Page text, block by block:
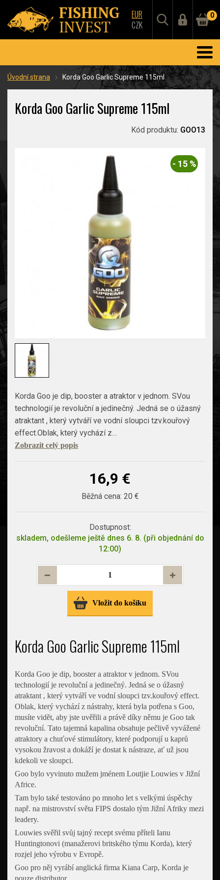
EUR
CZK
0
Úvodní strana Korda Goo Garlic Supreme 115ml
Korda Goo Garlic Supreme 115ml
Kód produktu: GOO13
- 15 %
Korda Goo je dip, booster a atraktor v jednom. SVou
technologií je revoluční a jedinečný. Jedná se o úžasný
atraktant , který vytváří ve vodní sloupci tzv.kouřový
effect.Oblak, který vychází z…
Zobrazit celý popis
16,9 €
Běžná cena: 20 €
Dostupnost:
skladem, odešleme ještě dnes 6. 8. (při objednání do
12:00)
Vložit do košíku
Korda Goo Garlic Supreme 115ml
Korda Goo je dip, booster a atraktor v jednom. SVou
technologií je revoluční a jedinečný. Jedná se o úžasný
atraktant , který vytváří ve vodní sloupci tzv.kouřový effect.
Oblak, který vychází z nástrahy, která byla potřena s Goo,
musíte vidět, aby jste uvěřili a právě díky němu je Goo tak
revoluční. Tato tajemná kapalina obsahuje pečlivě vyvážené
atraktory a chuťové stimulátory, které podporují u kaprů
vysokou žravost a dokáží je dostat k nástraze, ať už jsou
kdekoli ve sloupci.
Goo bylo vyvinuto mužem jménem Loutjie Louwies v Jižní
Africe.
Tam bylo také testováno po mnoho let s velkými úspěchy
např. na mistrovství světa FIPS dostalo tým Jižní Afriky mezi
leadery.
Louwies svěřil svůj tajný recept svému příteli Ianu
Huntingtonovi (manažerovi britského týmu Korda), který
rozjel jeho výrobu v Evropě.
Goo pro něj vyrábí anglická firma Kiana Carp, Korda je
pouze distributor.